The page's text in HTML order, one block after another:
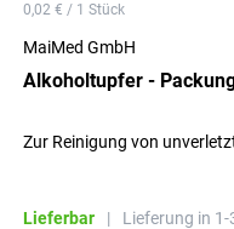
0,02 € / 1 Stück
MaiMed GmbH
Alkoholtupfer -
Zur Reinigung von
Lieferbar | Lieferung in 1-